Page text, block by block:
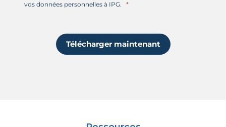
vos données personnelles à IPG.
Télécharger maintenant